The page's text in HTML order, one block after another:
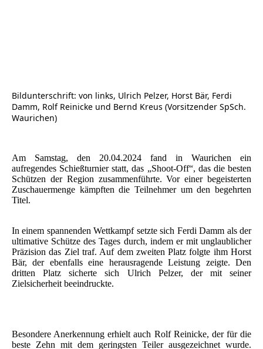
Bildunterschrift: von links, Ulrich Pelzer, Horst Bär, Ferdi
Damm, Rolf Reinicke und Bernd Kreus (Vorsitzender SpSch.
Waurichen)
Am Samstag, den 20.04.2024 fand in Waurichen ein
aufregendes Schießturnier statt, das „Shoot-Off“, das die besten
Schützen der Region zusammenführte. Vor einer begeisterten
Zuschauermenge kämpften die Teilnehmer um den begehrten
Titel.
In einem spannenden Wettkampf setzte sich Ferdi Damm als der
ultimative Schütze des Tages durch, indem er mit unglaublicher
Präzision das Ziel traf. Auf dem zweiten Platz folgte ihm Horst
Bär, der ebenfalls eine herausragende Leistung zeigte. Den
dritten Platz sicherte sich Ulrich Pelzer, der mit seiner
Zielsicherheit beeindruckte.
Besondere Anerkennung erhielt auch Rolf Reinicke, der für die
beste Zehn mit dem geringsten Teiler ausgezeichnet wurde.